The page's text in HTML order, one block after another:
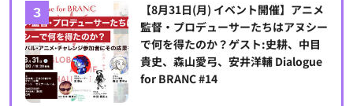
【8月31日(月) イベント開催】アニメ
監督・プロデューサーたちはアヌシー
で何を得たのか？ゲスト:史耕、中目
貴史、森山愛弓、安井洋輔 Dialogue
for BRANC #14